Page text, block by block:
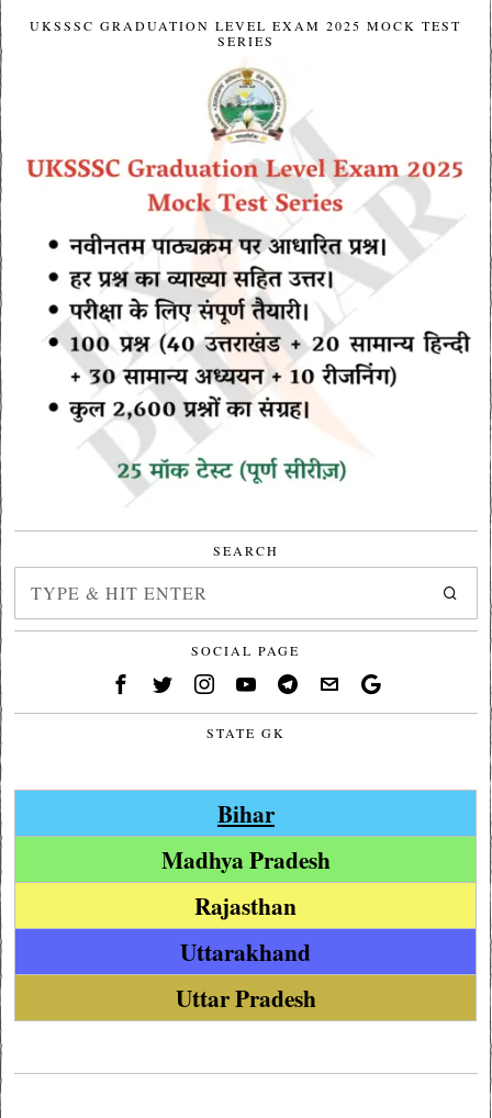
UKSSSC GRADUATION LEVEL EXAM 2025 MOCK TEST
SERIES
SEARCH
SOCIAL PAGE
STATE GK
Bihar
Madhya Pradesh
Rajasthan
Uttarakhand
Uttar Pradesh